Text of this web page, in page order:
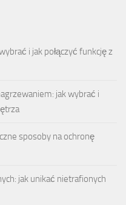
i jak połączyć funkcję z
jak wybrać i
sposoby na ochronę
jak unikać nietrafionych